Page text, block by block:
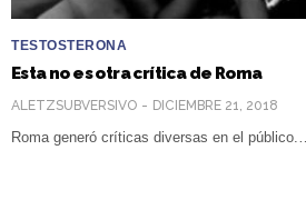
TESTOSTERONA
Esta no es otra crítica de Roma
ALETZSUBVERSIVO DICIEMBRE 21, 2018
Roma generó críticas diversas en el público.…